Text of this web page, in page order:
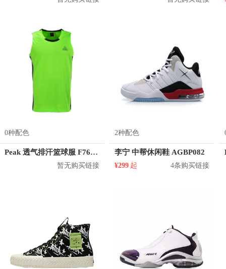
0种配色
Peak 透气排汗篮球服 F762101
暂无购买链接
2种配色
李宁 中帮休闲鞋 AGBP082
¥299 起 4条购买链接